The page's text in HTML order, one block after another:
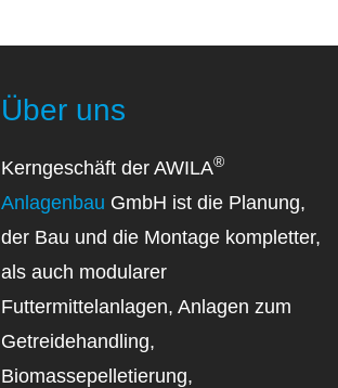
Über uns
Kerngeschäft der AWILA®
Anlagenbau GmbH ist die Planung,
der Bau und die Montage kompletter,
als auch modularer
Futtermittelanlagen, Anlagen zum
Getreidehandling,
Biomassepelletierung,